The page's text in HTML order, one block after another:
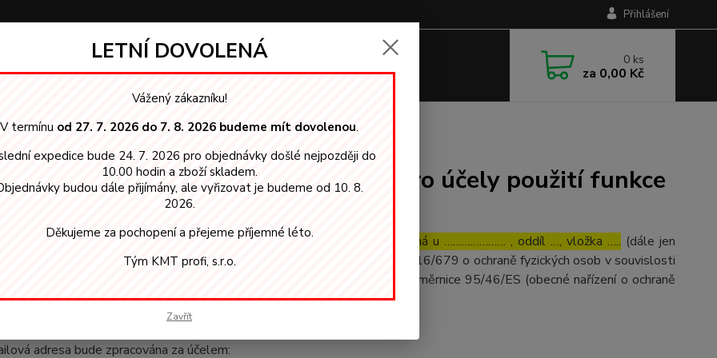
Přihlášení
0 ks
za 0,00 Kč
Souhlas se zpracováním osobních údajů pro účely použití funkce Hlídací pes
se zpracováním osobních údajů pro účely použití funkce
tímto souhlas ……………..., se sídlem ………………, IČ ………………., zapsaná u ………………… , oddíl …, vložka ….. (dále jen
), aby ve smyslu nařízení Evropského parlamentu a Rady (EU) č. 2016/679 o ochraně fyzických osob v souvislosti
zpracováním osobních údajů a o volném pohybu těchto údajů a o zrušení směrnice 95/46/ES (obecné nařízení o ochraně
údajů) (dále jen„Nařízení“), zpracovával/a následující osobní údaje:
adresa bude zpracována za účelem:
LETNÍ DOVOLENÁ
Vážený zákazníku!
V termínu od 27. 7. 2026 do 7. 8. 2026 budeme mít dovolenou.
expedice bude 24. 7. 2026 pro objednávky došlé nejpozději do
10.00 hodin a zboží skladem.
budou dále přijímány, ale vyřizovat je budeme od 10. 8.
2026.
Děkujeme za pochopení a přejeme příjemné léto.
Tým KMT profi, s.r.o.
Zavřít